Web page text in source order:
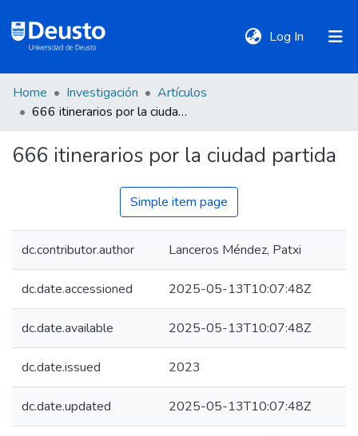
Log In (current)
DeustoTeka
Communities
All of DSpace
Policies
Home Investigación
Artículos
666 itinerarios por la ciudad partida
666 itinerarios por la ciudad partida
Simple item page
dc.contributor.author Lanceros Méndez, Patxi
dc.date.accessioned 2025-05-13T10:07:48Z
dc.date.available 2025-05-13T10:07:48Z
dc.date.issued 2023
dc.date.updated 2025-05-13T10:07:48Z